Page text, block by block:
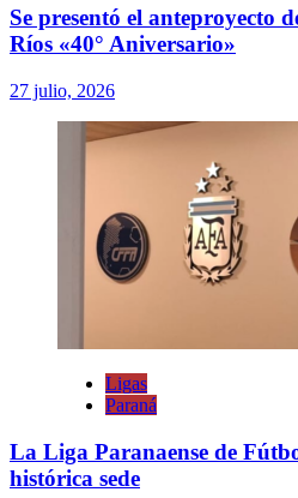
Se presentó el anteproyecto
Ríos «40° Aniversario»
27 julio, 2026
Ligas
Paraná
La Liga Paranaense de
histórica sede